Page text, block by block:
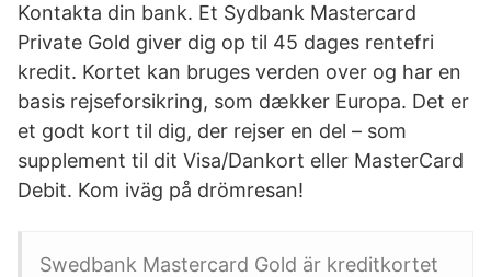
Kontakta din bank. Et Sydbank Mastercard
Private Gold giver dig op til 45 dages rentefri
kredit. Kortet kan bruges verden over og har en
basis rejseforsikring, som dækker Europa. Det er
et godt kort til dig, der rejser en del – som
supplement til dit Visa/Dankort eller MasterCard
Debit. Kom iväg på drömresan!
Swedbank Mastercard Gold är kreditkortet